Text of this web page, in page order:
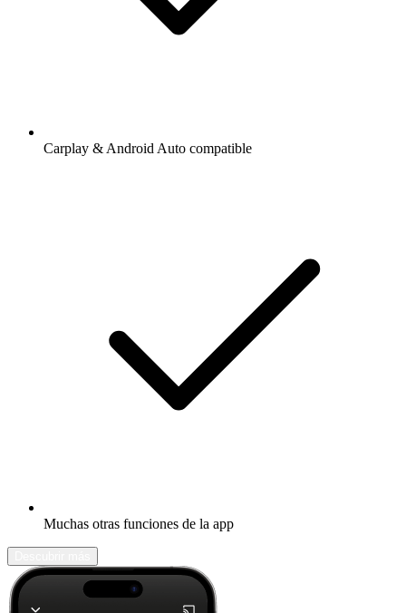
Carplay & Android Auto compatible
Muchas otras funciones de la app